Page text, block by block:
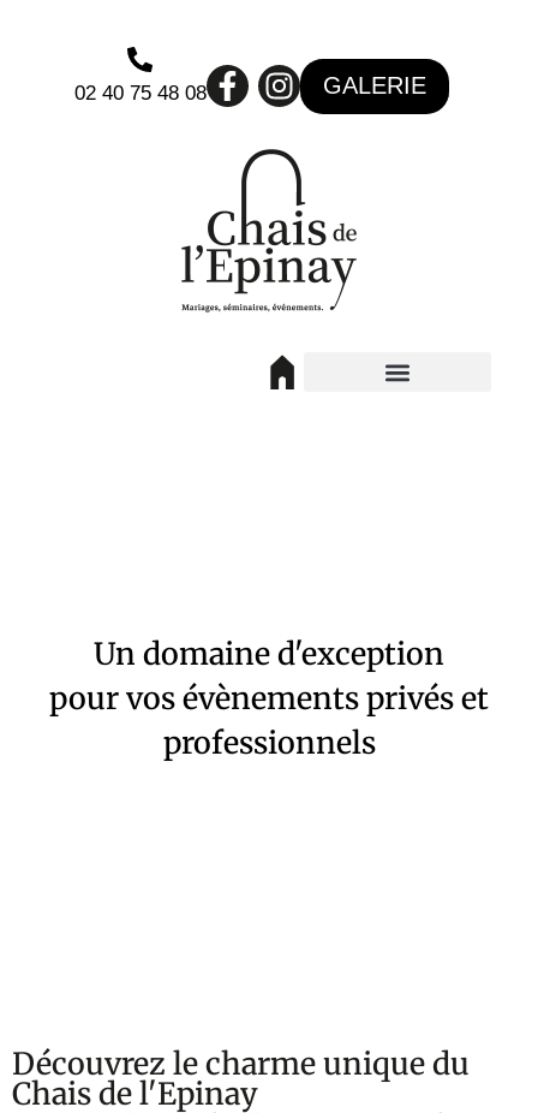
02 40 75 48 08 GALERIE
Un domaine d'exception
pour vos évènements privés et
professionnels
Découvrez le charme unique du
Chais de l'Epinay